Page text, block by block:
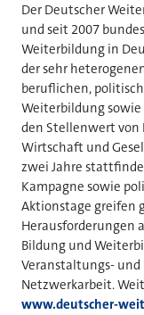
Der Deutscher
und seit 2007
Weiterbildung in
der sehr
beruflichen,
Weiterbildung
den Stellenwert von
Wirtschaft und
zwei Jahre
Kampagne sowie
Aktionstage greifen
Herausforderungen
Bildung und
Veranstaltungs-
Netzwerkarbeit.
www.deutscher-